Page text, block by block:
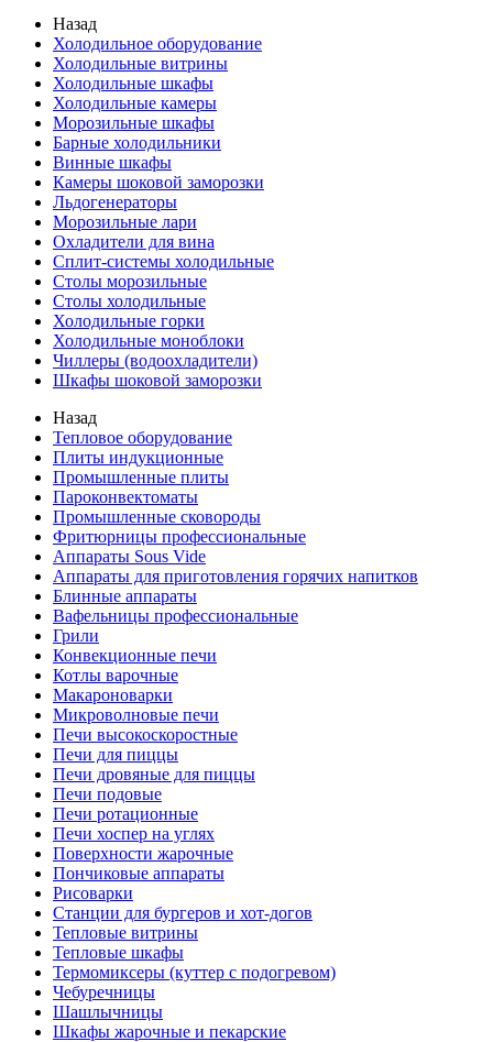
Назад
Холодильное оборудование
Холодильные витрины
Холодильные шкафы
Холодильные камеры
Морозильные шкафы
Барные холодильники
Винные шкафы
Камеры шоковой заморозки
Льдогенераторы
Морозильные лари
Охладители для вина
Сплит-системы холодильные
Столы морозильные
Столы холодильные
Холодильные горки
Холодильные моноблоки
Чиллеры (водоохладители)
Шкафы шоковой заморозки
Назад
Тепловое оборудование
Плиты индукционные
Промышленные плиты
Пароконвектоматы
Промышленные сковороды
Фритюрницы профессиональные
Аппараты Sous Vide
Аппараты для приготовления горячих напитков
Блинные аппараты
Вафельницы профессиональные
Грили
Конвекционные печи
Котлы варочные
Макароноварки
Микроволновые печи
Печи высокоскоростные
Печи для пиццы
Печи дровяные для пиццы
Печи подовые
Печи ротационные
Печи хоспер на углях
Поверхности жарочные
Пончиковые аппараты
Рисоварки
Станции для бургеров и хот-догов
Тепловые витрины
Тепловые шкафы
Термомиксеры (куттер с подогревом)
Чебуречницы
Шашлычницы
Шкафы жарочные и пекарские